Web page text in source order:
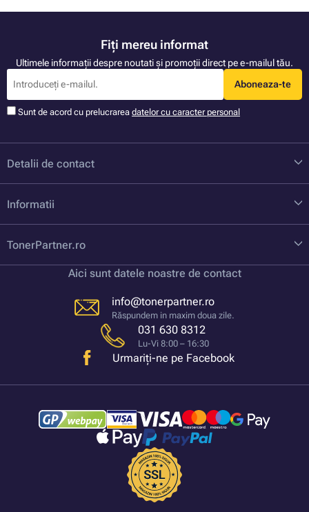
Fiți mereu informat
Ultimele informații despre noutati și promoții direct pe e-mailul tău.
Aboneaza-te
Sunt de acord cu prelucrarea datelor cu caracter personal
Detalii de contact
Informatii
TonerPartner.ro
Aici sunt datele noastre de contact
info@tonerpartner.ro
Răspundem in maxim doua zile.
031 630 8312
Lu-Vi 8:00 – 16:30
Urmariți-ne pe Facebook